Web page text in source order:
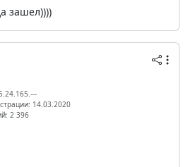
зашел))))
14.03.2020
2 396